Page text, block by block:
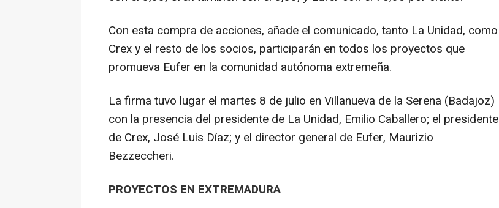
Con esta compra de acciones, añade el comunicado, tanto La Unidad, como
Crex y el resto de los socios, participarán en todos los proyectos que
promueva Eufer en la comunidad autónoma extremeña.
La firma tuvo lugar el martes 8 de julio en Villanueva de la Serena (Badajoz)
con la presencia del presidente de La Unidad, Emilio Caballero; el presidente
de Crex, José Luis Díaz; y el director general de Eufer, Maurizio
Bezzeccheri.
PROYECTOS EN EXTREMADURA